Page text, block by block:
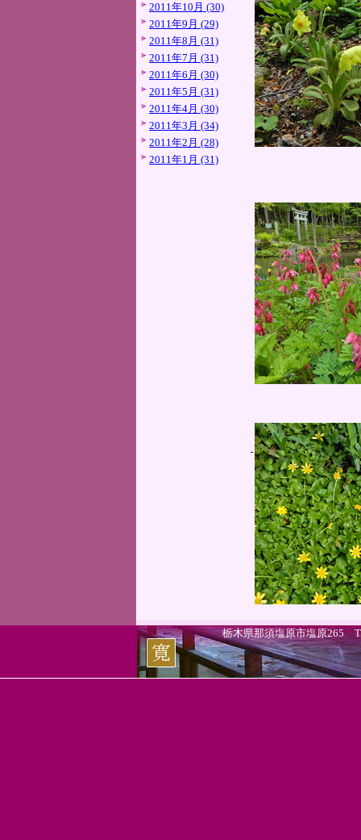
2011年10月 (30)
2011年9月 (29)
2011年8月 (31)
2011年7月 (31)
2011年6月 (30)
2011年5月 (31)
2011年4月 (30)
2011年3月 (34)
2011年2月 (28)
2011年1月 (31)
栃木県那須塩原市塩原265